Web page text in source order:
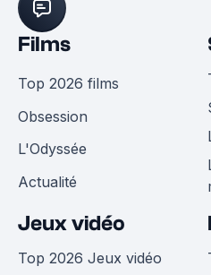
Films
Top 2026 films
Obsession
L'Odyssée
Actualité
Jeux vidéo
Top 2026 Jeux vidéo